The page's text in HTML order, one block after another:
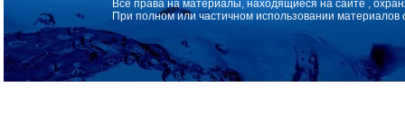
Все права на материалы, находящиеся на сайте ,
При полном или частичном использовании материалов